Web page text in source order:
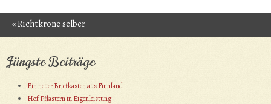
Post navigation
«Richtkrone selber
Anleitung. Teil II.
Jüngste Beiträge
Ein neuer Briefkasten aus Finnland
Hof Pflastern in Eigenleistung